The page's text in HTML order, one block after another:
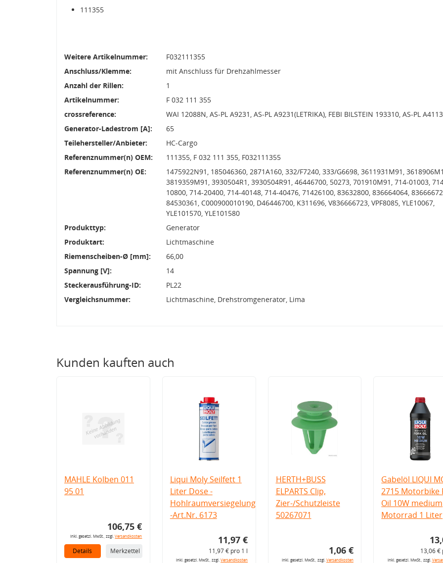
111355
Weitere Artikelnummer:
F032111355
Anschluss/Klemme:
mit Anschluss für Drehzahlmesser
Anzahl der Rillen:
1
Artikelnummer:
F 032 111 355
crossreference:
WAI 12088N, AS-PL A9231, AS-PL A9231(LETRIKA), FEBI BILSTEIN 193310, AS-PL A4113
Generator-Ladestrom [A]:
65
Teilehersteller/Anbieter:
HC-Cargo
Referenznummer(n) OEM:
111355, F 032 111 355, F032111355
Referenznummer(n) OE:
1475922N91, 185046360, 2871A160, 332/F7240, 333/G6698, 3611931M91,
3819359M91, 3930504R1, 3930504R91, 46446700, 50273, 701910M91, 714-01003,
10800, 714-20400, 714-40148, 714-40476, 71426100, 83632800, 836664064,
84530361, C000900010190, D46446700, K311696, V836666723, VPF8085, YLE10067,
YLE101570, YLE101580
Produkttyp:
Generator
Produktart:
Lichtmaschine
Riemenscheiben-Ø [mm]:
66,00
Spannung [V]:
14
Steckerausführung-ID:
PL22
Vergleichsnummer:
Lichtmaschine, Drehstromgenerator, Lima
Kunden kauften auch
MAHLE Kolben 011
95 01
106,75 €
inkl. gesetzl. MwSt., zzgl.Versandkosten
Details Merkzettel
Liqui Moly Seilfett 1
Liter Dose -
Hohlraumversiegelung
-Art.Nr. 6173
11,97 €
11,97 € pro 1 l
inkl. gesetzl. MwSt., zzgl.Versandkosten
HERTH+BUSS
ELPARTS Clip,
Zier-/Schutzleiste
50267071
1,06 €
inkl. gesetzl. MwSt., zzgl. Versandkosten
Gabelöl LIQUI
2715 Motorbike
Oil 10W medium
Motorrad 1 Liter
13,06 €
inkl. gesetzl. MwSt., zzgl.